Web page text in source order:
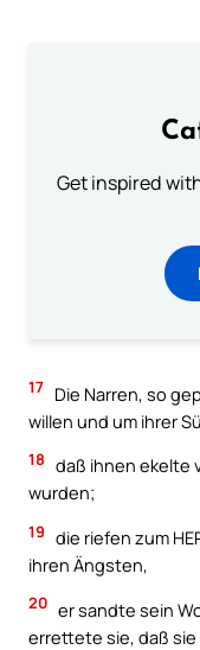
Get inspired
17 Die Narren, so
willen und um ihrer
18 daß ihnen ekelte
wurden;
19 die riefen zum
ihren Ängsten,
20 er sandte sein
errettete sie, daß